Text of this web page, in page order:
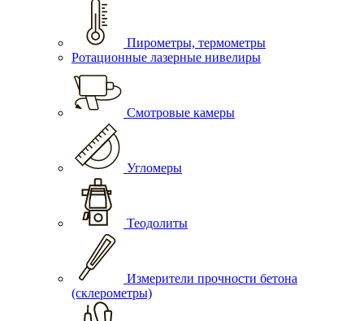
Пирометры, термометры
Ротационные лазерные нивелиры
Смотровые камеры
Угломеры
Теодолиты
Измерители прочности бетона
(склерометры)